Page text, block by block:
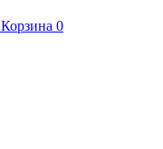
Корзина 0